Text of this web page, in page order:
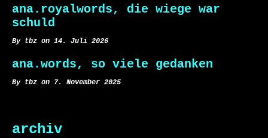
ana.royalwords, die wiege war
schuld
By tbz on 14. Juli 2026
ana.words, so viele gedanken
By tbz on 7. November 2025
archiv